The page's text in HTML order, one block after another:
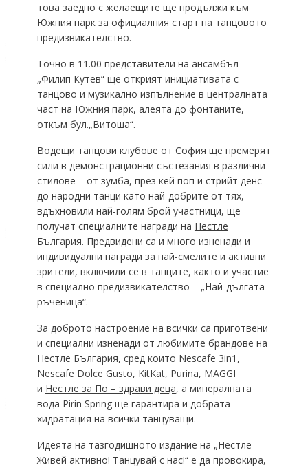
това заедно с желаещите ще продължи към
Южния парк за официалния старт на танцовото
предизвикателство.
Точно в 11.00 представители на ансамбъл
„Филип Кутев“ ще открият инициативата с
танцово и музикално изпълнение в централната
част на Южния парк, алеята до фонтаните,
откъм бул.„Витоша“.
Водещи танцови клубове от София ще премерят
сили в демонстрационни състезания в различни
стилове – от зумба, през кей поп и стрийт денс
до народни танци като най-добрите от тях,
вдъхновили най-голям брой участници, ще
получат специалните награди на Нестле
България. Предвидени са и много изненади и
индивидуални награди за най-смелите и активни
зрители, включили се в танците, както и участие
в специално предизвикателство – „Най-дългата
ръченица“.
За доброто настроение на всички са приготвени
и специални изненади от любимите брандове на
Нестле България, сред които Nescafe 3in1,
Nescafe Dolce Gusto, KitKat, Purina, MAGGI
и Нестле за По – здрави деца, а минералната
вода Pirin Spring ще гарантира и добрата
хидратация на всички танцуващи.
Идеята на тазгодишното издание на „Нестле
Живей активно! Танцувай с нас!“ е да провокира,